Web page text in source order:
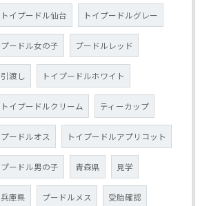
トイプードル仙台 トイプードルグレー
プードル女の子 プードルレッド
引渡し トイプードルホワイト
トイプードルクリーム ティーカップ
プードルオス トイプードルアプリコット
プードル男の子 青森県 見学
兵庫県 プードルメス 受胎確認